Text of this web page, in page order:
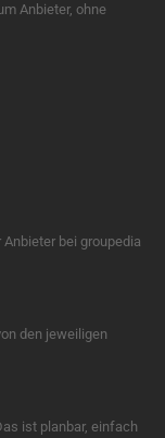
Anbieter, ohne
bei groupedia
den jeweiligen
ist planbar, einfach